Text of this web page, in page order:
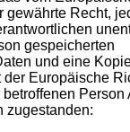
gewährte Recht,
gespeicherten
und eine
Europäische
Person
zugestanden: